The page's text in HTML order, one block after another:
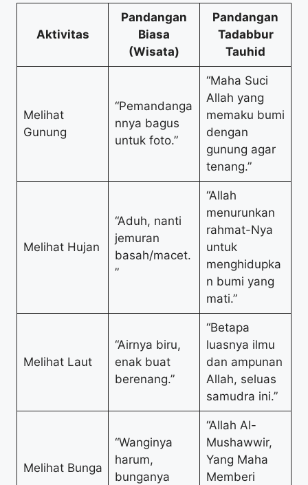
Aktivitas
Pandangan
Biasa
(Wisata)
Pandangan
Tadabbur
Tauhid
Melihat
Gunung
“Pemandanga
nnya bagus
untuk foto.”
“Maha Suci
Allah yang
memaku bumi
dengan
gunung agar
tenang.”
Melihat Hujan
“Aduh, nanti
jemuran
basah/macet.
”
“Allah
menurunkan
rahmat-Nya
untuk
menghidupka
n bumi yang
mati.”
Melihat Laut
“Airnya biru,
enak buat
berenang.”
“Betapa
luasnya ilmu
dan ampunan
Allah, seluas
samudra ini.”
Melihat Bunga
“Wanginya
harum,
bunganya
“Allah Al-
Mushawwir,
Yang Maha
Memberi